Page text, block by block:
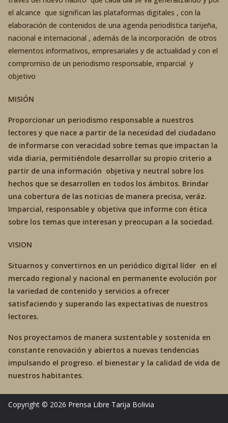
el alcance que significan las plataformas digitales , con la
elaboración de contenidos de una agenda periodística tarijeña,
nacional e internacional , además de la incorporación de otros
elementos informativos, empresariales y de actualidad y con el
compromiso de un periodismo responsable, imparcial y
objetivo
MISIÓN
Proporcionar un periodismo responsable a nuestros
lectores y que nace a partir de la necesidad del ciudadano
de informarse con veracidad sobre temas que impactan la
vida diaria, permitiéndole desarrollar su propio criterio a
partir de una información objetiva y neutral sobre los
hechos que se desarrollen en todos los ámbitos. Brindar
una cobertura de las noticias de manera precisa, veráz.
Imparcial, responsable y objetiva que informe con ética
sobre los temas que interesan y preocupan a la sociedad.
VISION
Situarnos y convertirnos en un periódico digital líder en el
mercado regional y nacional en permanente evolución por
la variedad de contenido y servicios a ofrecer
satisfaciendo y superando las expectativas de nuestros
lectores.
Nos proyectamos de manera sustentable y sostenida en
constante renovación y abiertos a nuevas tendencias
impulsando el progreso. el bienestar y la calidad de vida de
nuestros habitantes.
Copyright © 2026 Prensa Libre Tarija Bolivia